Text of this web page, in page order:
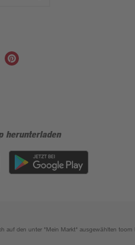
herunterladen
auf den unter "Mein Markt" ausgewählten toom